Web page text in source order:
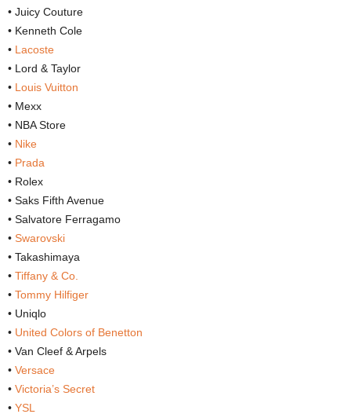
• Juicy Couture
• Kenneth Cole
• Lacoste
• Lord & Taylor
• Louis Vuitton
• Mexx
• NBA Store
• Nike
• Prada
• Rolex
• Saks Fifth Avenue
• Salvatore Ferragamo
• Swarovski
• Takashimaya
• Tiffany & Co.
• Tommy Hilfiger
• Uniqlo
• United Colors of Benetton
• Van Cleef & Arpels
• Versace
• Victoria’s Secret
• YSL